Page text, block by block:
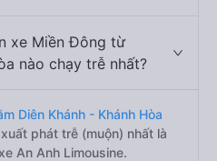
xe Miền Đông từ
nào chạy trễ nhất?
Diên Khánh - Khánh Hòa
phát trễ (muộn) nhất là
An Anh Limousine.